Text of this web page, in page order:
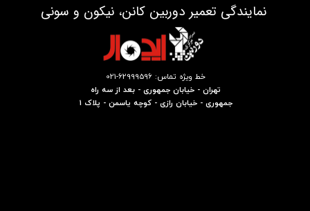
نمایندگی تعمیر دوربین کانن، نیکون و سونی
خط ویژه تماس: 62999596-021
تهران - خیابان جمهوری - بعد از سه راه
جمهوری - خیابان رازی - کوچه یاسمن - پلاک 1